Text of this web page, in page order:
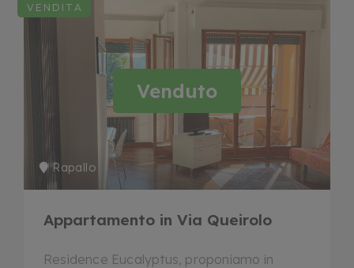
VENDITA
Venduto
Rapallo
Appartamento in Via Queirolo
Residence Eucalyptus, proponiamo in